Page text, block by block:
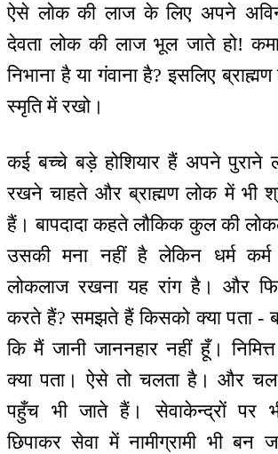
ऐसे लोक की लाज के लिए अपने
देवता लोक की लाज भूल जाते हो!
निभाना है या गंवाना है? इसलिए
स्मृति में रखो।
कई बच्चे बड़े होशियार हैं अपने पुराने
रखने चाहते और ब्राह्मण लोक में भी
हैं। बापदादा कहते लौकिक कुल की
उसकी मना नहीं है लेकिन धर्म
लोकलाज रखना यह रांग है। और फिर
करते हैं? समझते हैं किसको क्या पता -
कि मैं जानी जाननहार नहीं हूँ।
क्या पता। ऐसे तो चलता है। और
पहुँच भी जाते हैं। सेवाकेन्‍द्रों पर
छिपाकर सेवा में नामीग्रामी भी बन